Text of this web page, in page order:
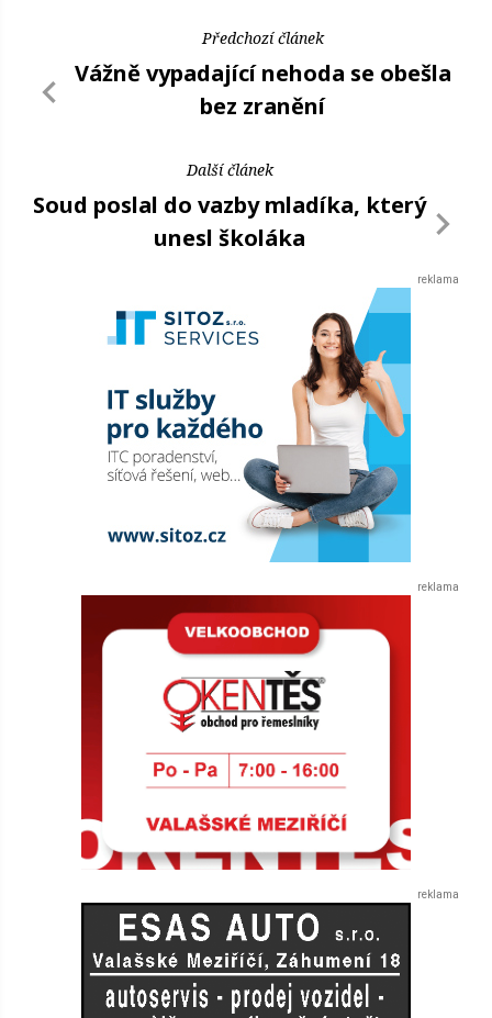
Předchozí článek
Vážně vypadající nehoda se obešla
bez zranění
Další článek
Soud poslal do vazby mladíka, který
unesl školáka